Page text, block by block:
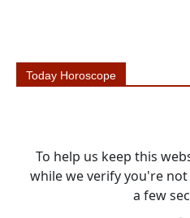
Today Horoscope